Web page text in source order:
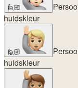
🙋🏻
huidskleur
🙋🏼
huidskleur